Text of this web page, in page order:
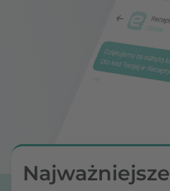
Najważniejsze